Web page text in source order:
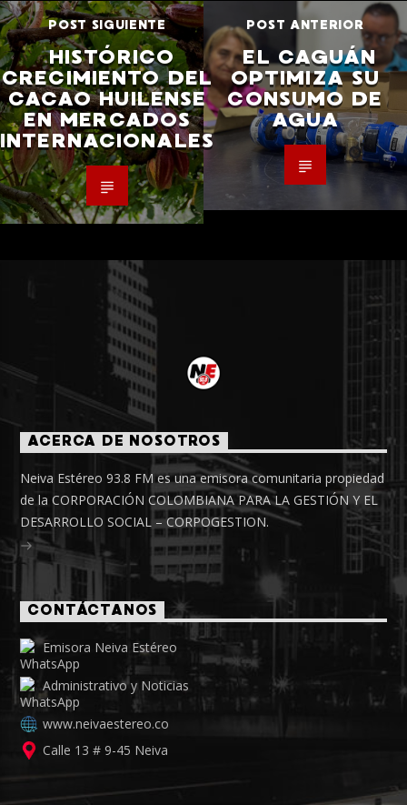
POST SIGUIENTE
HISTÓRICO
CRECIMIENTO DEL
CACAO HUILENSE
EN MERCADOS
INTERNACIONALES
POST ANTERIOR
EL CAGUÁN
OPTIMIZA SU
CONSUMO DE
AGUA
ACERCA DE NOSOTROS
Neiva Estéreo 93.8 FM es una emisora comunitaria propiedad
de la CORPORACIÓN COLOMBIANA PARA LA GESTIÓN Y EL
DESARROLLO SOCIAL – CORPOGESTION.
CONTÁCTANOS
Emisora Neiva Estéreo
Administrativo y Noticias
www.neivaestereo.co
Calle 13 # 9-45 Neiva